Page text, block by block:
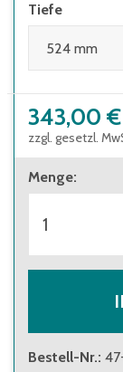
Tiefe
343,00 €
zzgl. gesetzl.
Menge:
Bestell-Nr.: